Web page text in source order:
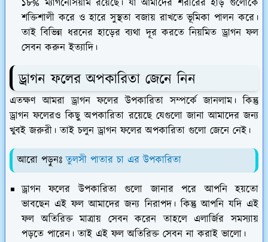
১৮% ম্যাগনেসিয়াম রয়েছে। যা আমাদের শরীরের হাড় গুলোকে
শক্তিশালী করে ও হারে সুস্থতা বজায় রাখতে ভূমিকা পালন করে।
তাই বিভিন্ন ধরনের হাড়ের ব্যথা দূর করতে নিয়মিত ড্রাগন ফল
সেবন করুন ইত্যাদি।
ড্রাগন ফলের অপকারিতা জেনে নিন
এতক্ষণ আমরা ড্রাগন ফলের উপকারিতা সম্পর্কে জানলাম। কিন্তু
ড্রাগন ফলেরও কিছু অপকারিতা রয়েছে যেগুলো জানা আমাদের জন্য
খুবই জরুরী। তাই চলুন ড্রাগন ফলের অপকারিতা গুলো জেনে নেই।
আরো পড়ুনঃতুলসী পাতার চা এর উপকারিতা
ড্রাগন ফলের উপকারিতা গুলো জানার পরে আপনি হয়তো
ভাবছেন এই ফল আমাদের জন্য নিরাপদ। কিন্তু আপনি যদি এই
ফল অতিরিক্ত মাত্রায় সেবন করেন তাহলে এলার্জির সমস্যায়
পড়তে পারেন। তাই এই ফল অতিরিক্ত সেবন না করাই ভালো।